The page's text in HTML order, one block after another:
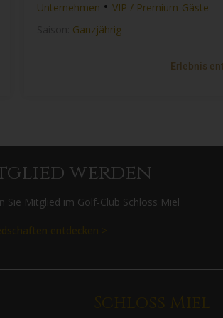
Unternehmen • VIP / Premium-Gäste
Ganzjährig
Erlebnis
werden
Sie Mitglied im Golf-Club Schloss Miel
entdecken >
Schloss Miel